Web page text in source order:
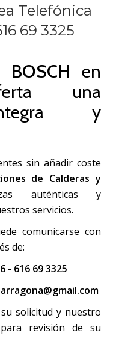
Telefónica
69 3325
BOSCH en
una
y
sin añadir coste
de Calderas y
auténticas y
servicios.
comunicarse con
de:
- 616 69 3325
solicitud y nuestro
revisión de su